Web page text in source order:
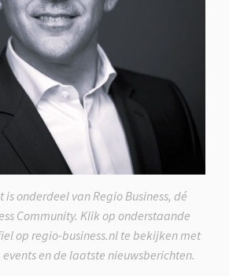
onderdeel van Regio Business, dé
Community. Klik op onderstaande
op regio-business.nl te bekijken met
en de laatste nieuwsberichten.